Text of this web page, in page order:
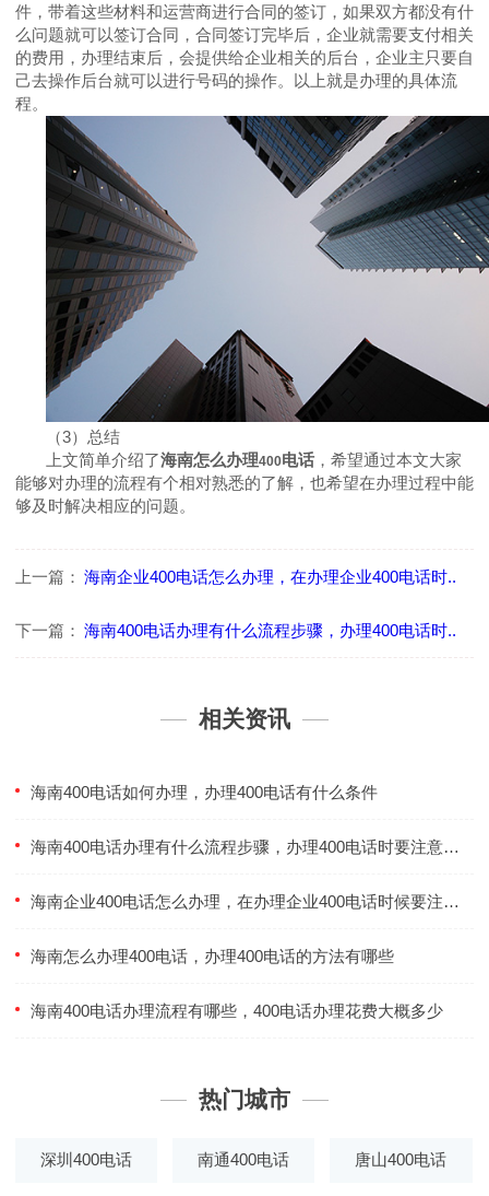
件，带着这些材料和运营商进行合同的签订，如果双方都没有什
么问题就可以签订合同，合同签订完毕后，企业就需要支付相关
的费用，办理结束后，会提供给企业相关的后台，企业主只要自
己去操作后台就可以进行号码的操作。以上就是办理的具体流
程。
（3）总结
上文简单介绍了海南怎么办理400电话 ，希望通过本文大家
能够对办理的流程有个相对熟悉的了解，也希望在办理过程中能
够及时解决相应的问题。
上一篇： 海南企业400电话怎么办理，在办理企业400电话时..
下一篇： 海南400电话办理有什么流程步骤，办理400电话时..
相关资讯
海南400电话如何办理，办理400电话有什么条件
海南400电话办理有什么流程步骤，办理400电话时要注意什么事项
海南企业400电话怎么办理，在办理企业400电话时候要注意什么
海南怎么办理400电话，办理400电话的方法有哪些
海南400电话办理流程有哪些，400电话办理花费大概多少
热门城市
深圳400电话 南通400电话 唐山400电话